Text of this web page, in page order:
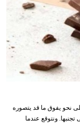
نحو يفوق ما قد يتصوره
ونتوقع عندما